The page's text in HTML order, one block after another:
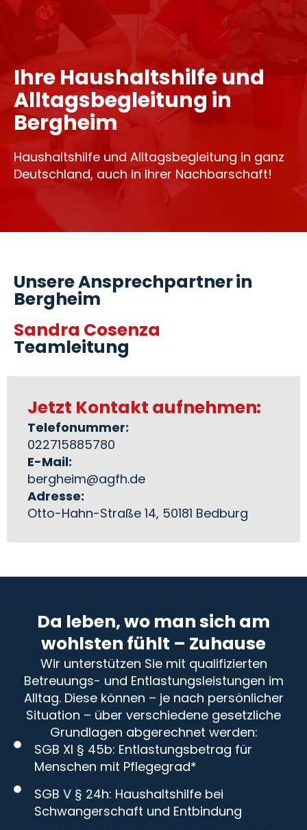
Ihre Haushaltshilfe und
Alltagsbegleitung in
Bergheim
Haushaltshilfe und Alltagsbegleitung in ganz
Deutschland, auch in Ihrer Nachbarschaft!
Unsere Ansprechpartner in
Bergheim
Sandra Cosenza
Teamleitung
Jetzt Kontakt aufnehmen:
Telefonummer:
022715885780
E-Mail:
bergheim@agfh.de
Adresse:
Otto-Hahn-Straße 14, 50181 Bedburg
Da leben, wo man sich am
wohlsten fühlt – Zuhause
Wir unterstützen Sie mit qualifizierten
Betreuungs- und Entlastungsleistungen im
Alltag. Diese können – je nach persönlicher
Situation – über verschiedene gesetzliche
Grundlagen abgerechnet werden:
SGB XI § 45b: Entlastungsbetrag für
Menschen mit Pflegegrad*
SGB V § 24h: Haushaltshilfe bei
Schwangerschaft und Entbindung